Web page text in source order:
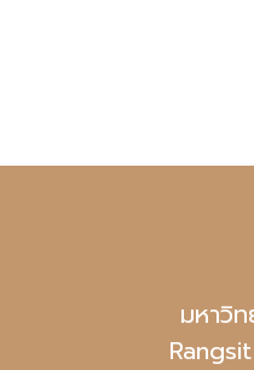
มหาวิ